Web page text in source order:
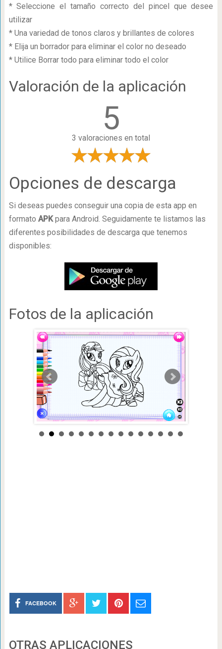
* Seleccione el tamaño correcto del pincel que desee
utilizar
* Una variedad de tonos claros y brillantes de colores
* Elija un borrador para eliminar el color no deseado
* Utilice Borrar todo para eliminar todo el color
Valoración de la aplicación
5
3 valoraciones en total
Opciones de descarga
Si deseas puedes conseguir una copia de esta app en
formato APKpara Android. Seguidamente te listamos las
diferentes posibilidades de descarga que tenemos
disponibles:
Fotos de la aplicación
FACEBOOK
OTRAS APLICACIONES